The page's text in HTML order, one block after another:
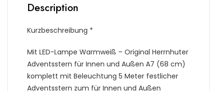
Description
Kurzbeschreibung *
Mit LED-Lampe Warmweiß – Original Herrnhuter
Adventsstern für Innen und Außen A7 (68 cm)
komplett mit Beleuchtung 5 Meter festlicher
Adventsstern zum für Innen und Außen